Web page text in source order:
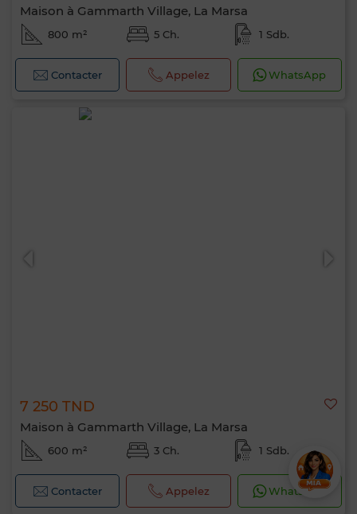
Maison à Gammarth Village, La Marsa
800 m² 5 Ch. 1 Sdb.
Contacter Appelez WhatsApp
7 250 TND
Maison à Gammarth Village, La Marsa
600 m² 3 Ch. 1 Sdb.
Contacter Appelez WhatsApp